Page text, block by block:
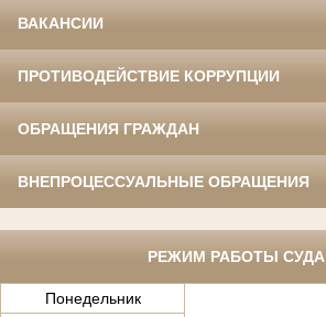
ВАКАНСИИ
ПРОТИВОДЕЙСТВИЕ КОРРУПЦИИ
ОБРАЩЕНИЯ ГРАЖДАН
ВНЕПРОЦЕССУАЛЬНЫЕ ОБРАЩЕНИЯ
РЕЖИМ РАБОТЫ СУДА
Понедельник